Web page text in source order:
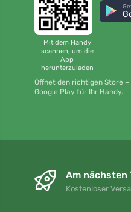
Mit dem Handy
scannen, um die
App
herunterzuladen
Öffnet den richtigen Store –
Google Play für Ihr Handy.
Am nächsten
Kostenloser